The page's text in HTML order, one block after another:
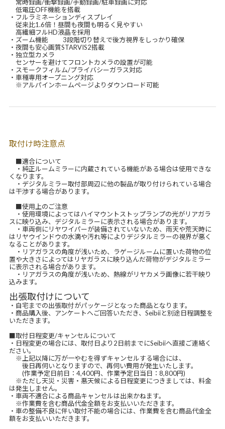
常時録画/衝撃録画/手動録画/駐車録画に対応
低電圧OFF機能を搭載
・フルラミネーションディスプレイ
従来比1.6倍！昼間も夜間も明るく見やすい
高繊細フルHD液晶を採用
・ズーム機能 3段階切り替えで後方視界をしっかり確保
・夜間も安心画質STARVIS2搭載
・独立型カメラ
センサーを避けてフロントカメラの設置が可能
・スモークフィルム/プライバシーガラス対応
・車種専用オープニング対応
※アルパインホームページよりダウンロード可能
取付け時注意点
■適合について
・純正ルームミラーに内蔵されている機能がある場合は使用できな
くなります。
・デジタルミラー取付部周辺に他の製品が取り付けられている場合
は干渉する場合があります。
■使用上のご注意
・使用環境によってはハイマウントストップランプの光がリアガラ
スに映り込み、デジタルミラーに表示される場合があります。
・車両側にリヤワイパーが装備されていないため、雨天や荒天時に
はリヤウインドウの水滴や汚れ等によりデジタルミラーの視界が悪く
なることがあります。
・リアガラスの角度が浅いため、ラゲージルームに置いた荷物の位
置や大きさによってはリヤガラスに映り込んだ荷物がデジタルミラー
に表示される場合があります。
・リアガラスの角度が浅いため、熱線がリヤカメラ画像に若干映り
込みます。
出張取付けについて
・自宅までの出張取付がパッケージとなった商品となります。
・商品購入後、アンケートへご回答いただき、Seibiiと別途日程調整を
いただきます。
■取付日程変更/キャンセルについて
・日程変更の場合には、取付日より2日前までにSeibiiへ直接ご連絡く
ださい。
※上記以降に万が一やむを得ずキャンセルする場合には、
後日再伺いとなりますので、再伺い費用が発生いたします。
(作業予定日前日：4,400円、作業予定日当日：8,800円)
※ただし天災・災害・悪天候による日程変更につきましては、料金
は発生しません。
・車両不適合による商品キャンセルは出来かねます。
※作業費を含む商品代金全額をお支払いいただきます。
・車の整備不良に伴い取付不能の場合には、作業費を含む商品代金全
額をお支払いいただきます。